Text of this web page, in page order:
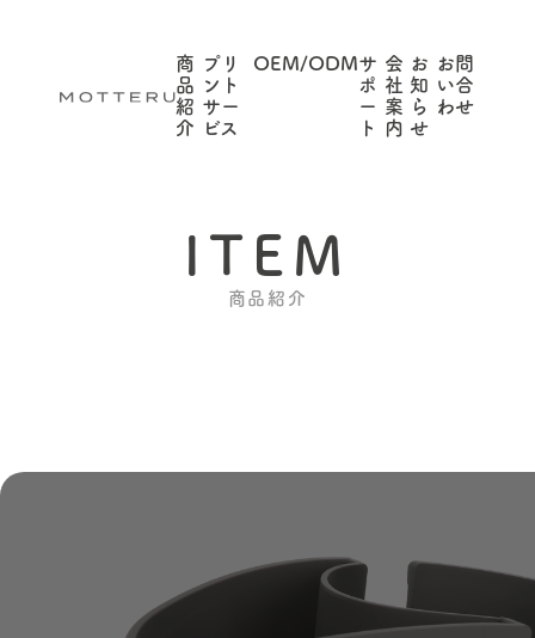
商
品
紹
介
プリ
ント
サー
ビス
OEM/ODMサ
ポ
ー
ト
会
社
案
内
お
知
ら
せ
お問
い合
わせ
ITEM
商品紹介